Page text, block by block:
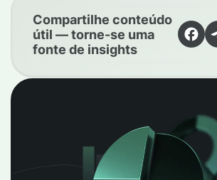
Compartilhe conteúdo
útil — torne-se uma
fonte de insights